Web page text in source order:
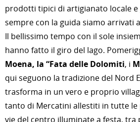
prodotti tipici di artigianato locale
sempre con la guida siamo arrivati
Il bellissimo tempo con il sole
hanno fatto il giro del lago.
Moena, la “Fata delle Dolomiti, i
qui seguono la tradizione del Nord
trasforma in un vero e proprio
tanto di Mercatini allestiti in tutte le
vie del centro illuminate a festa, tra